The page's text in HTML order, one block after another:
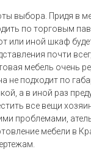
выбора. Придя в
по торговым
или иной шкаф
почти
мебель очень
не подходит по
а в иной раз
все вещи
проблемами,
мебели в